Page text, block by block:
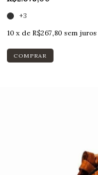
+3
10 x de R$267,80 sem juros
COMPRAR